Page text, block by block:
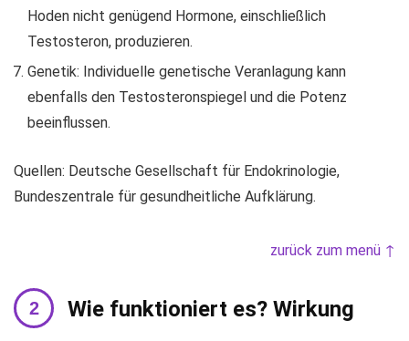
Hoden nicht genügend Hormone, einschließlich
Testosteron, produzieren.
Genetik: Individuelle genetische Veranlagung kann
ebenfalls den Testosteronspiegel und die Potenz
beeinflussen.
Quellen: Deutsche Gesellschaft für Endokrinologie,
Bundeszentrale für gesundheitliche Aufklärung.
zurück zum menü ↑
Wie funktioniert es? Wirkung